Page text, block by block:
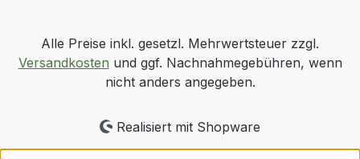
Alle Preise inkl. gesetzl. Mehrwertsteuer zzgl.
Versandkosten und ggf. Nachnahmegebühren, wenn
nicht anders angegeben.
Realisiert mit Shopware